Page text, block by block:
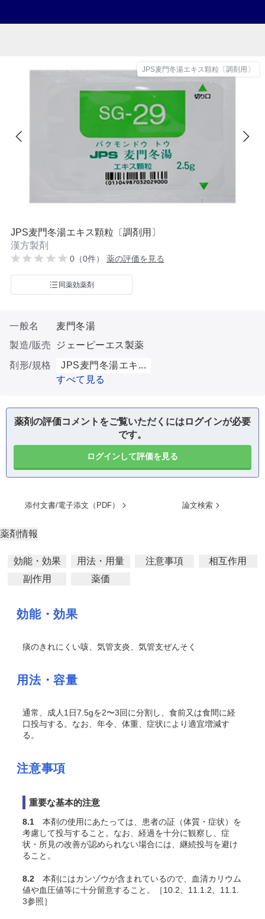
JPS麦門冬湯エキス顆粒〔調剤用〕
JPS麦門冬湯エキス顆粒〔調剤用〕
漢方製剤
0（0件） 薬の評価を見る
同薬効薬剤
一般名
麦門冬湯
製造/販売
ジェーピーエス製薬
剤形/規格
JPS麦門冬湯エキ...
すべて見る
薬剤の評価コメントをご覧いただくにはログインが必要
です。
ログインして評価を見る
添付文書/電子添文（PDF） 論文検索
薬剤情報
効能・効果 用法・用量 注意事項
相互作用
副作用
薬価
効能・効果
痰のきれにくい咳、気管支炎、気管支ぜんそく
用法・容量
通常、成人1日7.5gを2〜3回に分割し、食前又は食間に経
口投与する。なお、年令、体重、症状により適宜増減す
る。
注意事項
重要な基本的注意
8.1 本剤の使用にあたっては、患者の証（体質・症状）を
考慮して投与すること。なお、経過を十分に観察し、症
状・所見の改善が認められない場合には、継続投与を避け
ること。
8.2 本剤にはカンゾウが含まれているので、血清カリウム
値や血圧値等に十分留意すること。［10.2、11.1.2、11.1.
3参照］